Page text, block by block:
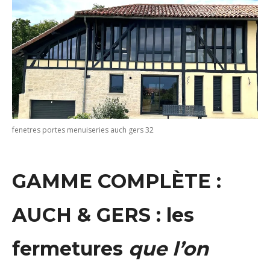
fenetres portes menuiseries auch gers 32
GAMME COMPLÈTE :
AUCH & GERS : les
fermetures que l’on